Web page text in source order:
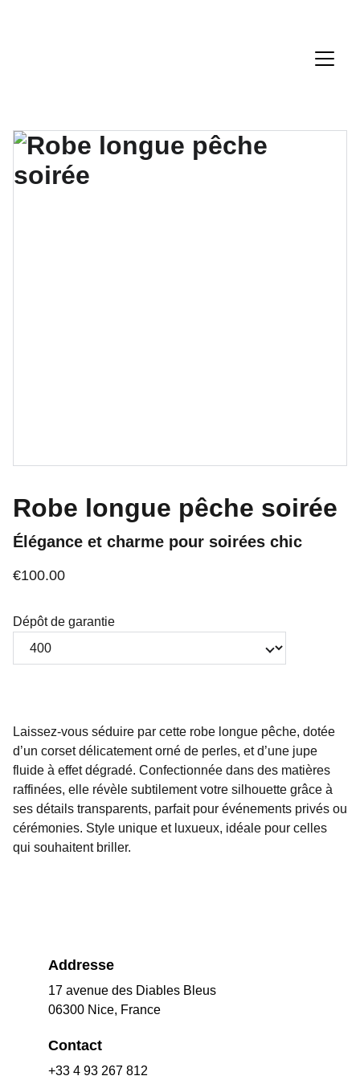
Robe longue pêche soirée
Élégance et charme pour soirées chic
€100.00
Dépôt de garantie
Laissez-vous séduire par cette robe longue pêche, dotée
d’un corset délicatement orné de perles, et d’une jupe
fluide à effet dégradé. Confectionnée dans des matières
raffinées, elle révèle subtilement votre silhouette grâce à
ses détails transparents, parfait pour événements privés ou
cérémonies. Style unique et luxueux, idéale pour celles
qui souhaitent briller.
Addresse
17 avenue des Diables Bleus
06300 Nice, France
Contact
+33 4 93 267 812